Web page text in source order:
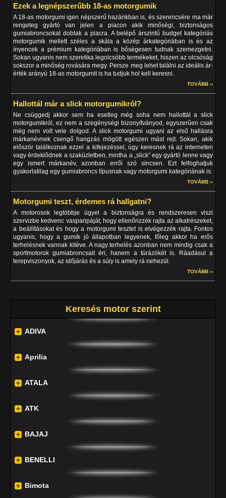
Ezek a legnépszerűbb 18-as motorgumik
A 18-as motorgumi igen népszerű hazánkban is, és szerencsére ma már
rengeteg gyártó van jelen a piacon akik minőségi, biztonságos
gumiabroncsokat dobtak a piacra. A belépő árszintű budget kategóriás
motorgumik mellett széles a skála a közép árkategóriában is és az
ínyencek a prémium kategóriában is bőségesen tudnak szemezgetni.
Sokan ugyanis nem szeretika legolcsóbb termékeket, hiszen az olcsóság
sokszor a minőség rovására megy. Persze meg lehet találni az ideális ár-
érték arányú 18-as motorgumit is ha tudjuk hol kell keresni.
TOVÁBB ››
Hallottál már a slick motorgumikról?
Ne csüggedj akkor sem ha esetleg még soha nem hallottál a slick
motorgumikról, ez nem a szegénységi bizonyítványod, egyszerűen csak
még nem volt vele dolgod. A slick motorgumi ugyani az első hallásra
márkanévnek csengő hangzás mögött egészen mást rejt. Sokan, akik
először találkoznak ezzel a kifejezéssel, úgy keresnek rá az interneten
vagy érdeklődnek a szaküzletben, mintha a „slick” egy gyártó lenne vagy
egy ismert márkanév, azonban erről szó sincsen. Ezt felfoghatjuk
gyakorlatilag egy gumiabroncs típusnak vagy motorgumi kategóriának is.
TOVÁBB ››
Motorgumi teszt, érdemes rá hallgatni?
A motorosok legtöbbje ügyel a biztonságra és rendszeresen viszi
szervizbe kedvenc vasparipáját, hogy ellenőrizzék rajta az alkatrészeket,
a beállításokat és hogy a motorgumi tesztet is elvégezzék rajta. Fontos
ugyanis, hogy a gumik jó állapotban legyenek, főleg akkor ha erős
terhelésnek vannak kitéve. A nagy terhelés azonban nem mindig csak a
sportmotorok gumiabroncsait éri, hanem a túrázókét is. Ráadásul a
terepviszonyok, az időjárás és a súly is amely rá nehezül.
TOVÁBB ››
Keresés motor szerint
ADIVA
Aprilia
ATALA
ATK
BAJAJ
BENELLI
Bimota